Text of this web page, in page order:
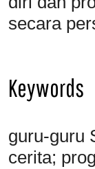
secara
Keywords
guru-guru
cerita;